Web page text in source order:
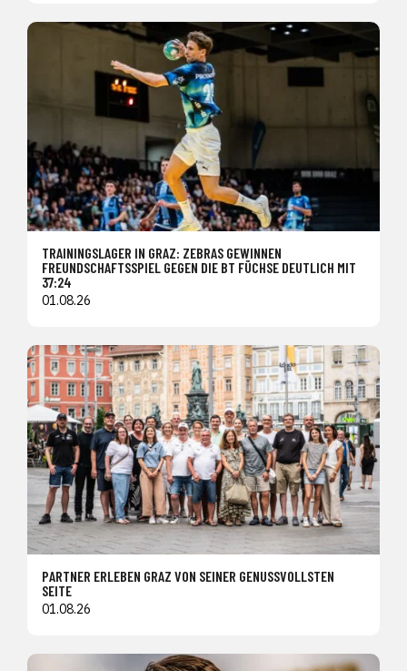
TRAININGSLAGER IN GRAZ: ZEBRAS GEWINNEN
FREUNDSCHAFTSSPIEL GEGEN DIE BT FÜCHSE DEUTLICH MIT
37:24
01.08.26
PARTNER ERLEBEN GRAZ VON SEINER GENUSSVOLLSTEN
SEITE
01.08.26